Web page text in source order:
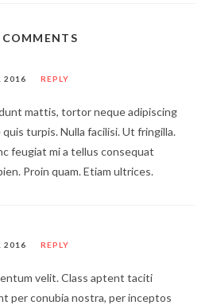
2016 REPLY
mattis, tortor neque adipiscing
turpis. Nulla facilisi. Ut fringilla.
feugiat mi a tellus consequat
Proin quam. Etiam ultrices.
2016 REPLY
velit. Class aptent taciti
per conubia nostra, per inceptos